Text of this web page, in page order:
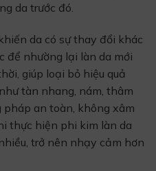
da trước đó.
da có sự thay đổi khác
để nhường lại làn da mới
giúp loại bỏ hiệu quả
tàn nhang, nám, thâm
pháp an toàn, không xâm
thực hiện phi kim làn da
trở nên nhạy cảm hơn